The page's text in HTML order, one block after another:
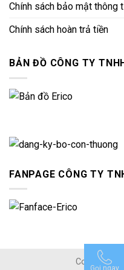
Chính sách bảo mật thông
Chính sách hoàn trả tiền
BẢN ĐỒ CÔNG TY
FANPAGE CÔNG TY
Copyright
Gọi ngay